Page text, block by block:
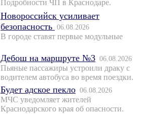
Подробности ЧП в Краснодаре.
Новороссийск усиливает
безопасность 06.08.2026
В городе ставят первые модульные
Дебош на маршруте №3 06.08.2026
Пьяные пассажиры устроили драку с
водителем автобуса во время поездки.
Будет адское пекло 06.08.2026
МЧС уведомляет жителей
Краснодарского края об опасности.